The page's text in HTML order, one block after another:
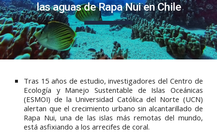
las aguas de Rapa Nui en Chile
Tras 15 años de estudio, investigadores del Centro de
Ecología y Manejo Sustentable de Islas Oceánicas
(ESMOI) de la Universidad Católica del Norte (UCN)
alertan que el crecimiento urbano sin alcantarillado de
Rapa Nui, una de las islas más remotas del mundo,
está asfixiando a los arrecifes de coral.